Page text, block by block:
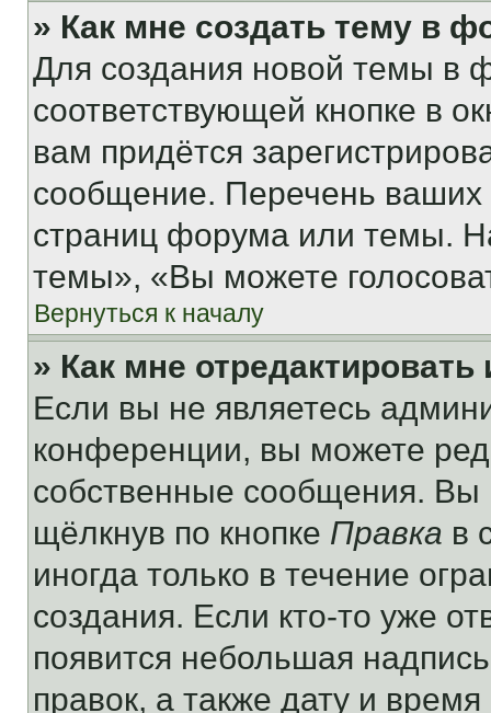
» Как мне создать тему в
Для создания новой темы в
соответствующей кнопке в
вам придётся
сообщение. Перечень ваших
страниц форума или темы.
темы», «Вы можете
Вернуться к началу
» Как мне
Если вы не являетесь
конференции, вы можете
собственные сообщения. Вы
щёлкнув по кнопке Правка в
иногда только в течение
создания. Если кто-то уже
появится небольшая
правок, а также дату и